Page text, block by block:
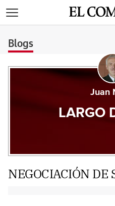
Blogs
Juan
LARGO
NEGOCIACIÓN DE